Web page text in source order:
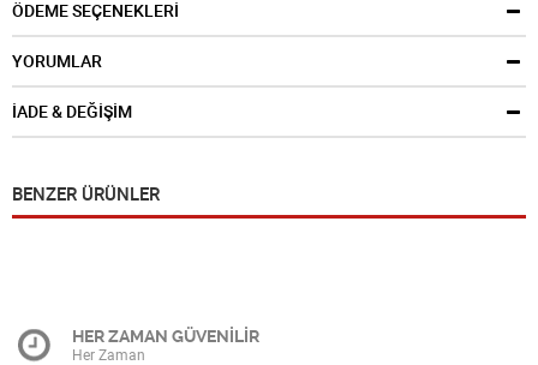
ÖDEME SEÇENEKLERİ
YORUMLAR
İADE & DEĞİŞİM
BENZER ÜRÜNLER
HER ZAMAN GÜVENİLİR
Her Zaman